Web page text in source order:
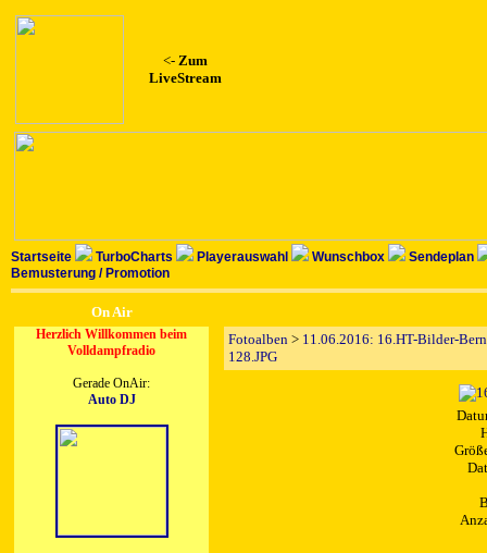
<- Zum
LiveStream
Startseite TurboCharts Playerauswahl Wunschbox
Sendeplan
Bemusterung / Promotion
On Air
Herzlich Willkommen beim
Volldampfradio
Gerade OnAir:
Auto DJ
Fotoalben > 11.06.2016: 16.HT-Bilder-
128.JPG